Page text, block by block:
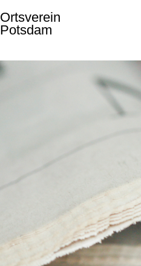
Ortsverein
Potsdam